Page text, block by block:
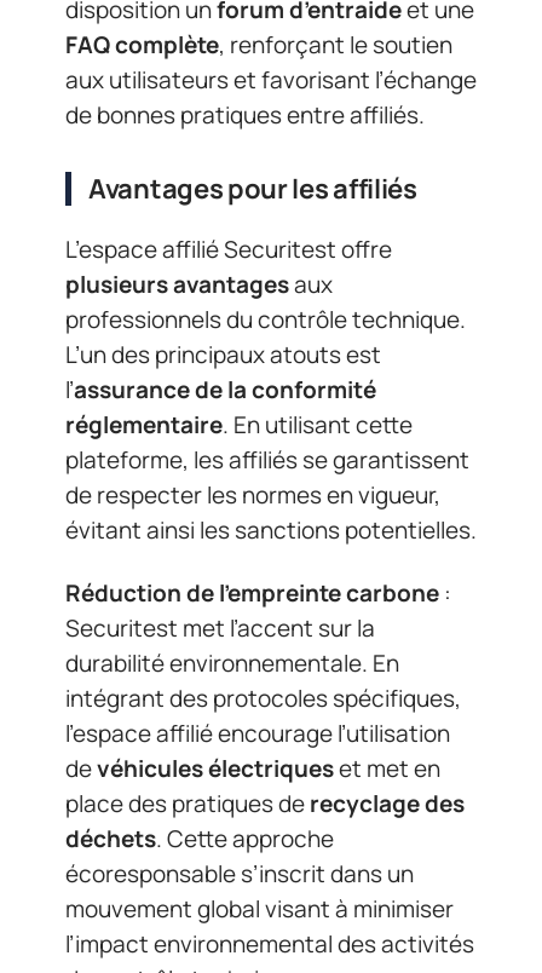
disposition unforum d’entraideet une
FAQ complète, renforçant le soutien
aux utilisateurs et favorisant l’échange
de bonnes pratiques entre affiliés.
Avantages pour les affiliés
L’espace affilié Securitest offre
plusieurs avantagesaux
professionnels du contrôle technique.
L’un des principaux atouts est
l’assurance de la conformité
réglementaire. En utilisant cette
plateforme, les affiliés se garantissent
de respecter les normes en vigueur,
évitant ainsi les sanctions potentielles.
Réduction de l’empreinte carbone :
Securitest met l’accent sur la
durabilité environnementale. En
intégrant des protocoles spécifiques,
l’espace affilié encourage l’utilisation
devéhicules électriqueset met en
place des pratiques derecyclage des
déchets. Cette approche
écoresponsable s’inscrit dans un
mouvement global visant à minimiser
l’impact environnemental des activités